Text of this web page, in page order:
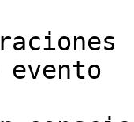
evento